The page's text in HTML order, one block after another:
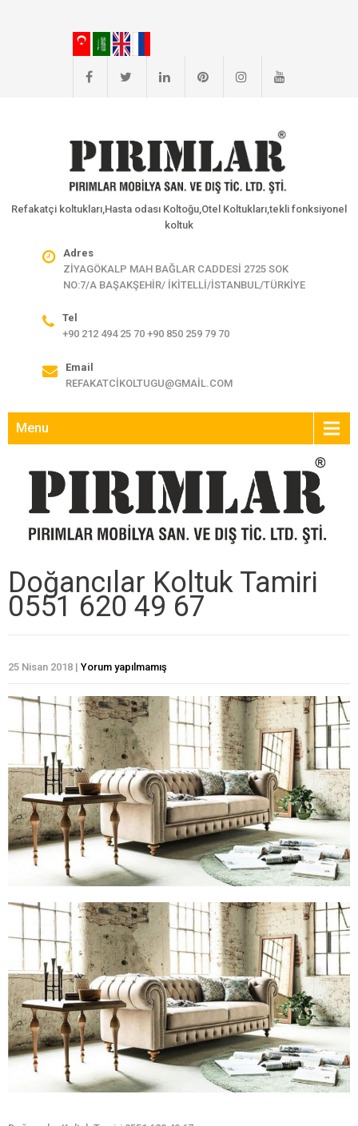
Refakatçi koltukları,Hasta odası Koltoğu,Otel Koltukları,tekli fonksiyonel
koltuk
Adres
ZİYAGÖKALP MAH BAĞLAR CADDESİ 2725 SOK
NO:7/A BAŞAKŞEHİR/ İKİTELLİ/İSTANBUL/TÜRKİYE
Tel
+90 212 494 25 70 +90 850 259 79 70
Email
REFAKATCIKOLTUGU@GMAIL.COM
Menu
Doğancılar Koltuk Tamiri
0551 620 49 67
25 Nisan 2018 | Yorum yapılmamış